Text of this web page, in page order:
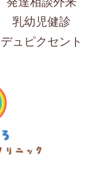
乳幼児健診
デュピクセント